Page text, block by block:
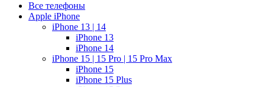
Все телефоны
Apple iPhone
iPhone 13 | 14
iPhone 13
iPhone 14
iPhone 15 | 15 Pro | 15 Pro Max
iPhone 15
iPhone 15 Plus